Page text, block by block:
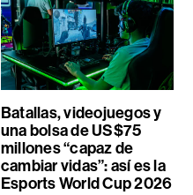
Batallas, videojuegos y
una bolsa de US$75
millones “capaz de
cambiar vidas”: así es la
Esports World Cup 2026